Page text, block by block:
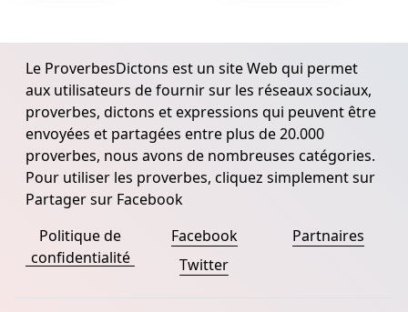
Le ProverbesDictons est un site Web qui permet
aux utilisateurs de fournir sur les réseaux sociaux,
proverbes, dictons et expressions qui peuvent être
envoyées et partagées entre plus de 20.000
proverbes, nous avons de nombreuses catégories.
Pour utiliser les proverbes, cliquez simplement sur
Partager sur Facebook
Politique de
confidentialité
Facebook
Twitter
Partnaires